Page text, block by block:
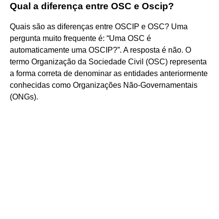
Qual a diferença entre OSC e Oscip?
Quais são as diferenças entre OSCIP e OSC? Uma
pergunta muito frequente é: “Uma OSC é
automaticamente uma OSCIP?”. A resposta é não. O
termo Organização da Sociedade Civil (OSC) representa
a forma correta de denominar as entidades anteriormente
conhecidas como Organizações Não-Governamentais
(ONGs).